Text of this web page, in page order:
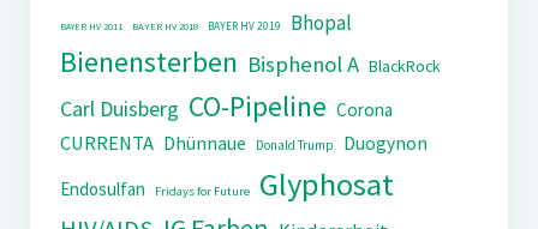
BAYER HV 2011 BAYER HV 2018 BAYER HV 2019 Bhopal
Bienensterben Bisphenol A BlackRock
Carl Duisberg CO-Pipeline Corona
CURRENTA Dhünnaue Donald Trump
Duogynon
Endosulfan
Fridays for Future Glyphosat